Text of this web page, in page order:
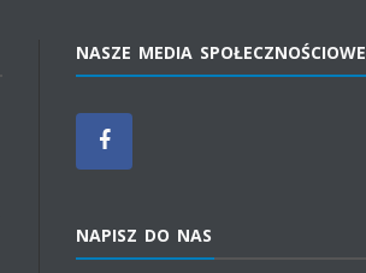
NASZE MEDIA SPOŁECZNOŚCIOWE
NAPISZ DO NAS